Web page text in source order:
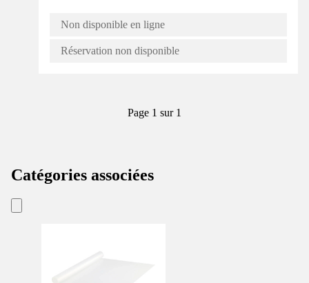
Non disponible en ligne
Réservation non disponible
Page 1 sur 1
Catégories associées